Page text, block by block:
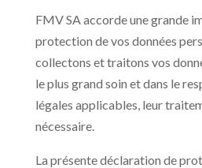
FMV SA accorde une grande
protection de vos données
collectons et traitons vos
le plus grand soin et dans le
légales applicables, leur
nécessaire.
La présente déclaration de